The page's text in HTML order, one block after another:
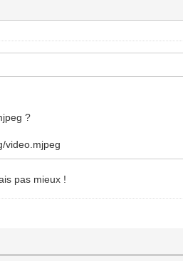
?
video.mjpeg
pas mieux !